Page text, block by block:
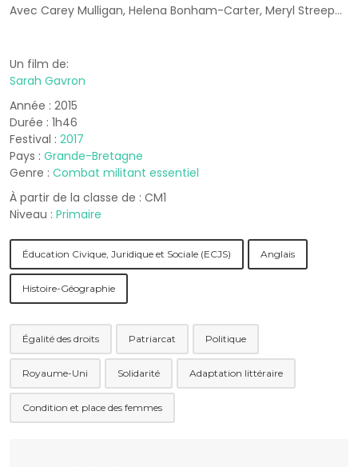
Avec Carey Mulligan, Helena Bonham-Carter, Meryl Streep…
Un film de:
Sarah Gavron
Année : 2015
Durée : 1h46
Festival : 2017
Pays : Grande-Bretagne
Genre : Combat militant essentiel
À partir de la classe de : CM1
Niveau : Primaire
Éducation Civique, Juridique et Sociale (ECJS) Anglais
Histoire-Géographie
Égalité des droits Patriarcat Politique
Royaume-Uni Solidarité Adaptation littéraire
Condition et place des femmes